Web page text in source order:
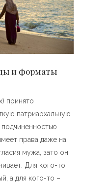
и форматы
принято
патриархальную
права даже на
мужа, зато он
Для кого-то
а для кого-то –